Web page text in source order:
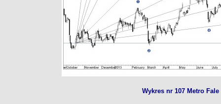
Wykres nr 107 Metro